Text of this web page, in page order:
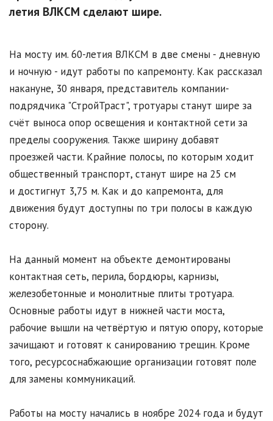
летия ВЛКСМ сделают шире.
На мосту им. 60-летия ВЛКСМ в две смены - дневную
и ночную - идут работы по капремонту. Как рассказал
накануне, 30 января, представитель компании-
подрядчика "СтройТраст", тротуары станут шире за
счёт выноса опор освещения и контактной сети за
пределы сооружения. Также ширину добавят
проезжей части. Крайние полосы, по которым ходит
общественный транспорт, станут шире на 25 см
и достигнут 3,75 м. Как и до капремонта, для
движения будут доступны по три полосы в каждую
сторону.
На данный момент на объекте демонтированы
контактная сеть, перила, бордюры, карнизы,
железобетонные и монолитные плиты тротуара.
Основные работы идут в нижней части моста,
рабочие вышли на четвёртую и пятую опору, которые
зачищают и готовят к санированию трещин. Кроме
того, ресурсоснабжающие организации готовят поле
для замены коммуникаций.
Работы на мосту начались в ноябре 2024 года и будут